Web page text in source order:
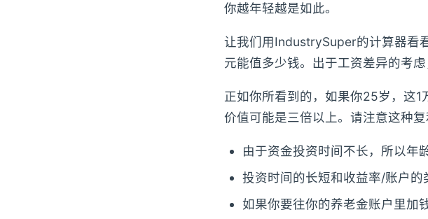
你越年轻越是如此。
让我们用IndustrySuper的计算器看
元能值多少钱。出于工资差异的考
正如你所看到的，如果你25岁，这
价值可能是三倍以上。请注意这种复
由于资金投资时间不长，所以年
投资时间的长短和收益率/账户的
如果你要往你的养老金账户里加